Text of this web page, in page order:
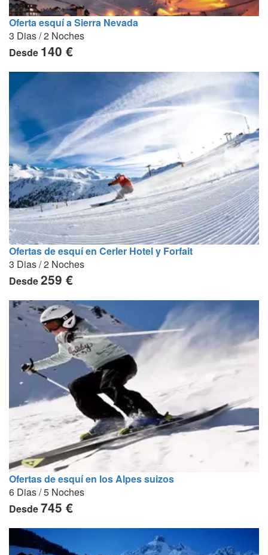
Oferta esquí a Sierra Nevada
3 Dias / 2 Noches
Desde 140 €
Ofertas de esquí en Cerler Hotel y Forfait
3 Dias / 2 Noches
Desde259 €
Ofertas de esquí en los Alpes suizos
6 Dias / 5 Noches
Desde745 €